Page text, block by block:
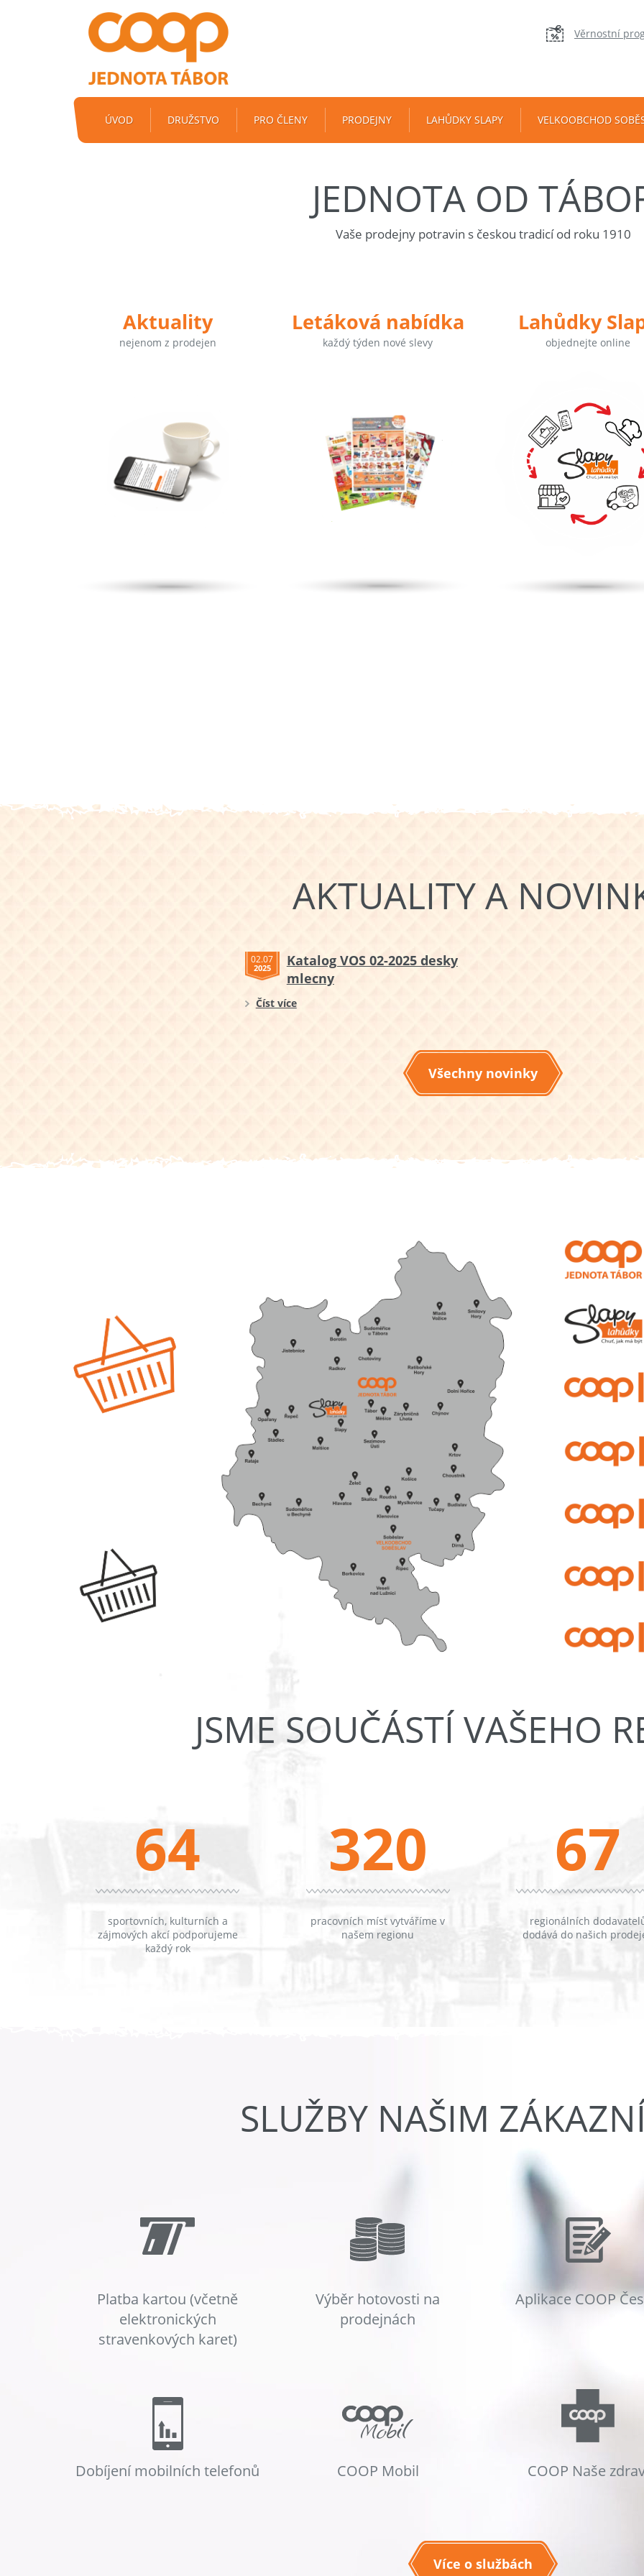
Věrnostní
ÚVOD DRUŽSTVO PRO ČLENY PRODEJNY LAHŮDKY SLAPY VELKOOBCHOD
JEDNOTA OD
Vaše prodejny potravin s českou tradicí od roku 1910
Aktuality
nejenom z prodejen
Letáková nabídka
každý týden nové slevy
Lahůdky
objednejte online
AKTUALITY A
02.07
2025
Katalog VOS 02-2025 desky
mlecny
Číst více
Všechny novinky
JSME SOUČÁSTÍ VAŠEHO
64
sportovních, kulturních a
zájmových akcí podporujeme
každý rok
320
pracovních míst vytváříme v
našem regionu
67
regionálních
dodává do našich
SLUŽBY NAŠIM
Platba kartou (včetně
elektronických
stravenkových karet)
Výběr hotovosti na
prodejnách
Aplikace COOP
Dobíjení mobilních telefonů COOP Mobil COOP Naše
Více o službách